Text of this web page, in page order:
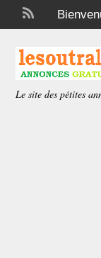
Le site des pétites